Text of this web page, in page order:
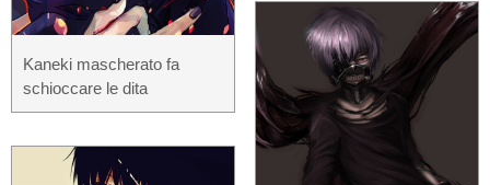
Kaneki mascherato fa
schioccare le dita